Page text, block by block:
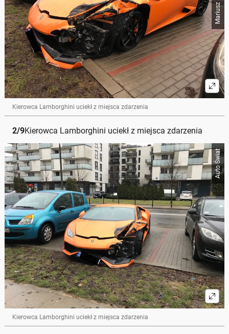
Kierowca Lamborghini uciekł z miejsca zdarzenia
2/9Kierowca Lamborghini uciekł z miejsca zdarzenia
Auto Świat
Kierowca Lamborghini uciekł z miejsca zdarzenia